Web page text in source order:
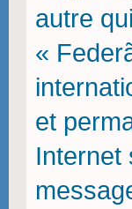
autre
«
et
Internet